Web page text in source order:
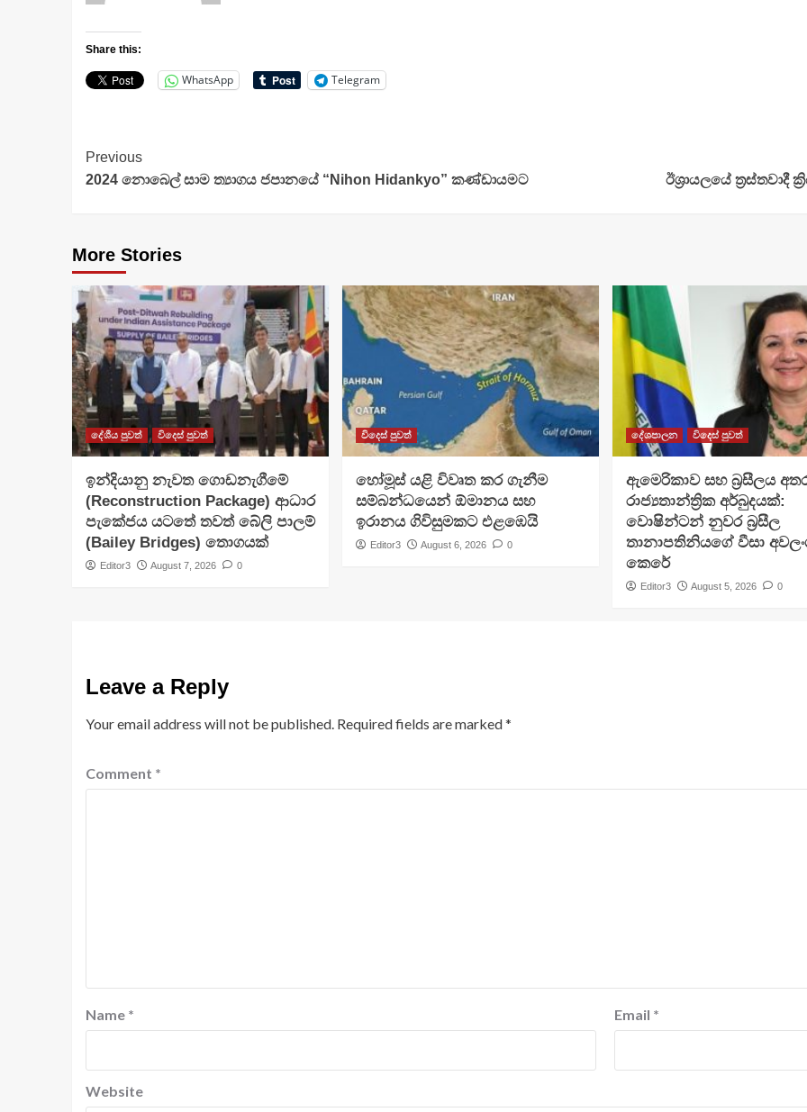
Share this:
WhatsApp Telegram
Continue
Reading
Previous
2024 නොබෙල් සාම ත්‍යාගය ජපානයේ “Nihon Hidankyo” කණ්ඩායමට
ඊශ්‍රායලයේ
More Stories
දේශීය පුවත් විදෙස් පුවත්
ඉන්දියානු නැවත ගොඩනැගීමේ
(Reconstruction Package) ආධාර
පැකේජය යටතේ තවත් බේලි පාලම්
(Bailey Bridges) තොගයක්
Editor3 August 7, 2026 0
විදෙස් පුවත්
හෝමූස් යළි විවෘත කර ගැනීම
සම්බන්ධයෙන් ඕමානය සහ
ඉරානය ගිවිසුමකට එළඹෙයි
Editor3 August 6, 2026 0
දේශපාලන විදෙස් පුවත්
ඇමෙරිකාව සහ බ්‍රසීලය
රාජ්‍යතාන්ත්‍රික අර්බුදයක්:
වොෂින්ටන් නුවර බ්‍රසීල
තානාපතිනියගේ වීසා
කෙරේ
Editor3 August 5, 2026 0
Leave a Reply
Your email address will not be published. Required fields are marked*
Comment *
Name * Email *
Website